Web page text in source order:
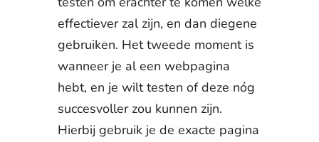
effectiever zal zijn, en dan diegene
gebruiken. Het tweede moment is
wanneer je al een webpagina
hebt, en je wilt testen of deze nóg
succesvoller zou kunnen zijn.
Hierbij gebruik je de exacte pagina